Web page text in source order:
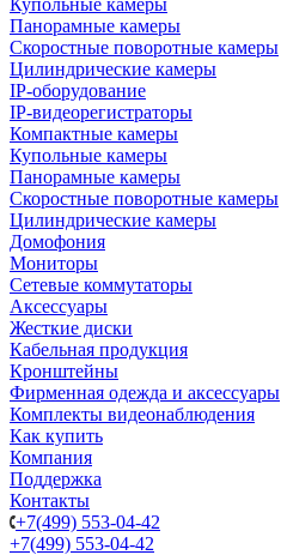
Купольные камеры
Панорамные камеры
Скоростные поворотные камеры
Цилиндрические камеры
IP-оборудование
IP-видеорегистраторы
Компактные камеры
Купольные камеры
Панорамные камеры
Скоростные поворотные камеры
Цилиндрические камеры
Домофония
Мониторы
Сетевые коммутаторы
Аксессуары
Жесткие диски
Кабельная продукция
Кронштейны
Фирменная одежда и аксессуары
Комплекты видеонаблюдения
Как купить
Компания
Поддержка
Контакты
+7(499) 553-04-42
+7(499) 553-04-42